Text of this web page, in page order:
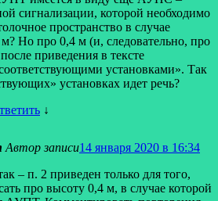
сигнализации, которой необходимо
пространство в случае
Но про 0,4 м (и, следовательно, про
приведения в тексте
установками». Так
установках идет речь?
↓
Автор записи14 января 2020 в 16:34
– п. 2 приведен только для того,
про высоту 0,4 м, в случае которой